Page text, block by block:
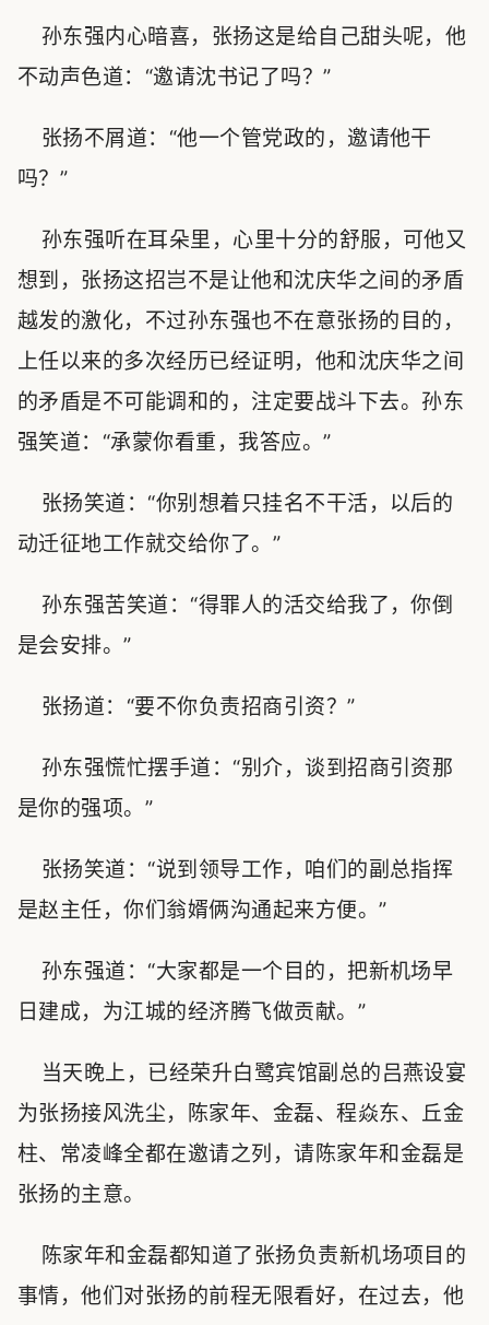
孙东强内心暗喜，张扬这是给自己甜头呢，他
不动声色道：“邀请沈书记了吗？”
张扬不屑道：“他一个管党政的，邀请他干
吗？”
孙东强听在耳朵里，心里十分的舒服，可他又
想到，张扬这招岂不是让他和沈庆华之间的矛盾
越发的激化，不过孙东强也不在意张扬的目的，
上任以来的多次经历已经证明，他和沈庆华之间
的矛盾是不可能调和的，注定要战斗下去。孙东
强笑道：“承蒙你看重，我答应。”
张扬笑道：“你别想着只挂名不干活，以后的
动迁征地工作就交给你了。”
孙东强苦笑道：“得罪人的活交给我了，你倒
是会安排。”
张扬道：“要不你负责招商引资？”
孙东强慌忙摆手道：“别介，谈到招商引资那
是你的强项。”
张扬笑道：“说到领导工作，咱们的副总指挥
是赵主任，你们翁婿俩沟通起来方便。”
孙东强道：“大家都是一个目的，把新机场早
日建成，为江城的经济腾飞做贡献。”
当天晚上，已经荣升白鹭宾馆副总的吕燕设宴
为张扬接风洗尘，陈家年、金磊、程焱东、丘金
柱、常凌峰全都在邀请之列，请陈家年和金磊是
张扬的主意。
陈家年和金磊都知道了张扬负责新机场项目的
事情，他们对张扬的前程无限看好，在过去，他